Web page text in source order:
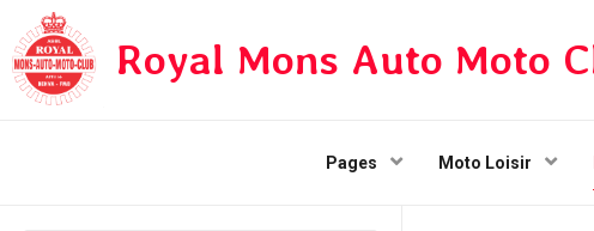
Royal Mons Auto Moto
Pages Moto Loisir